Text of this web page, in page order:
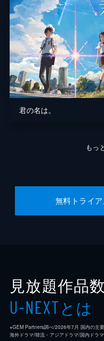
君の名は。
もっ
無料トライ
見放題作品数
U-NEXTとは
※GEM Partners調べ/2026年7⽉ 国内の主
海外ドラマ/韓流・アジアドラマ/国内ドラ